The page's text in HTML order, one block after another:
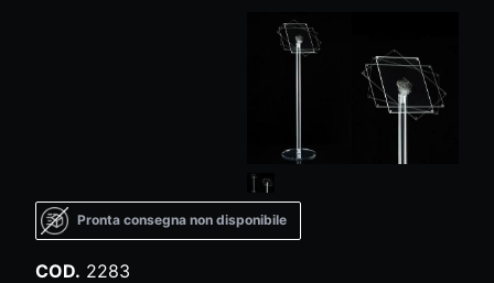
Pronta consegna non disponibile
COD. 2283